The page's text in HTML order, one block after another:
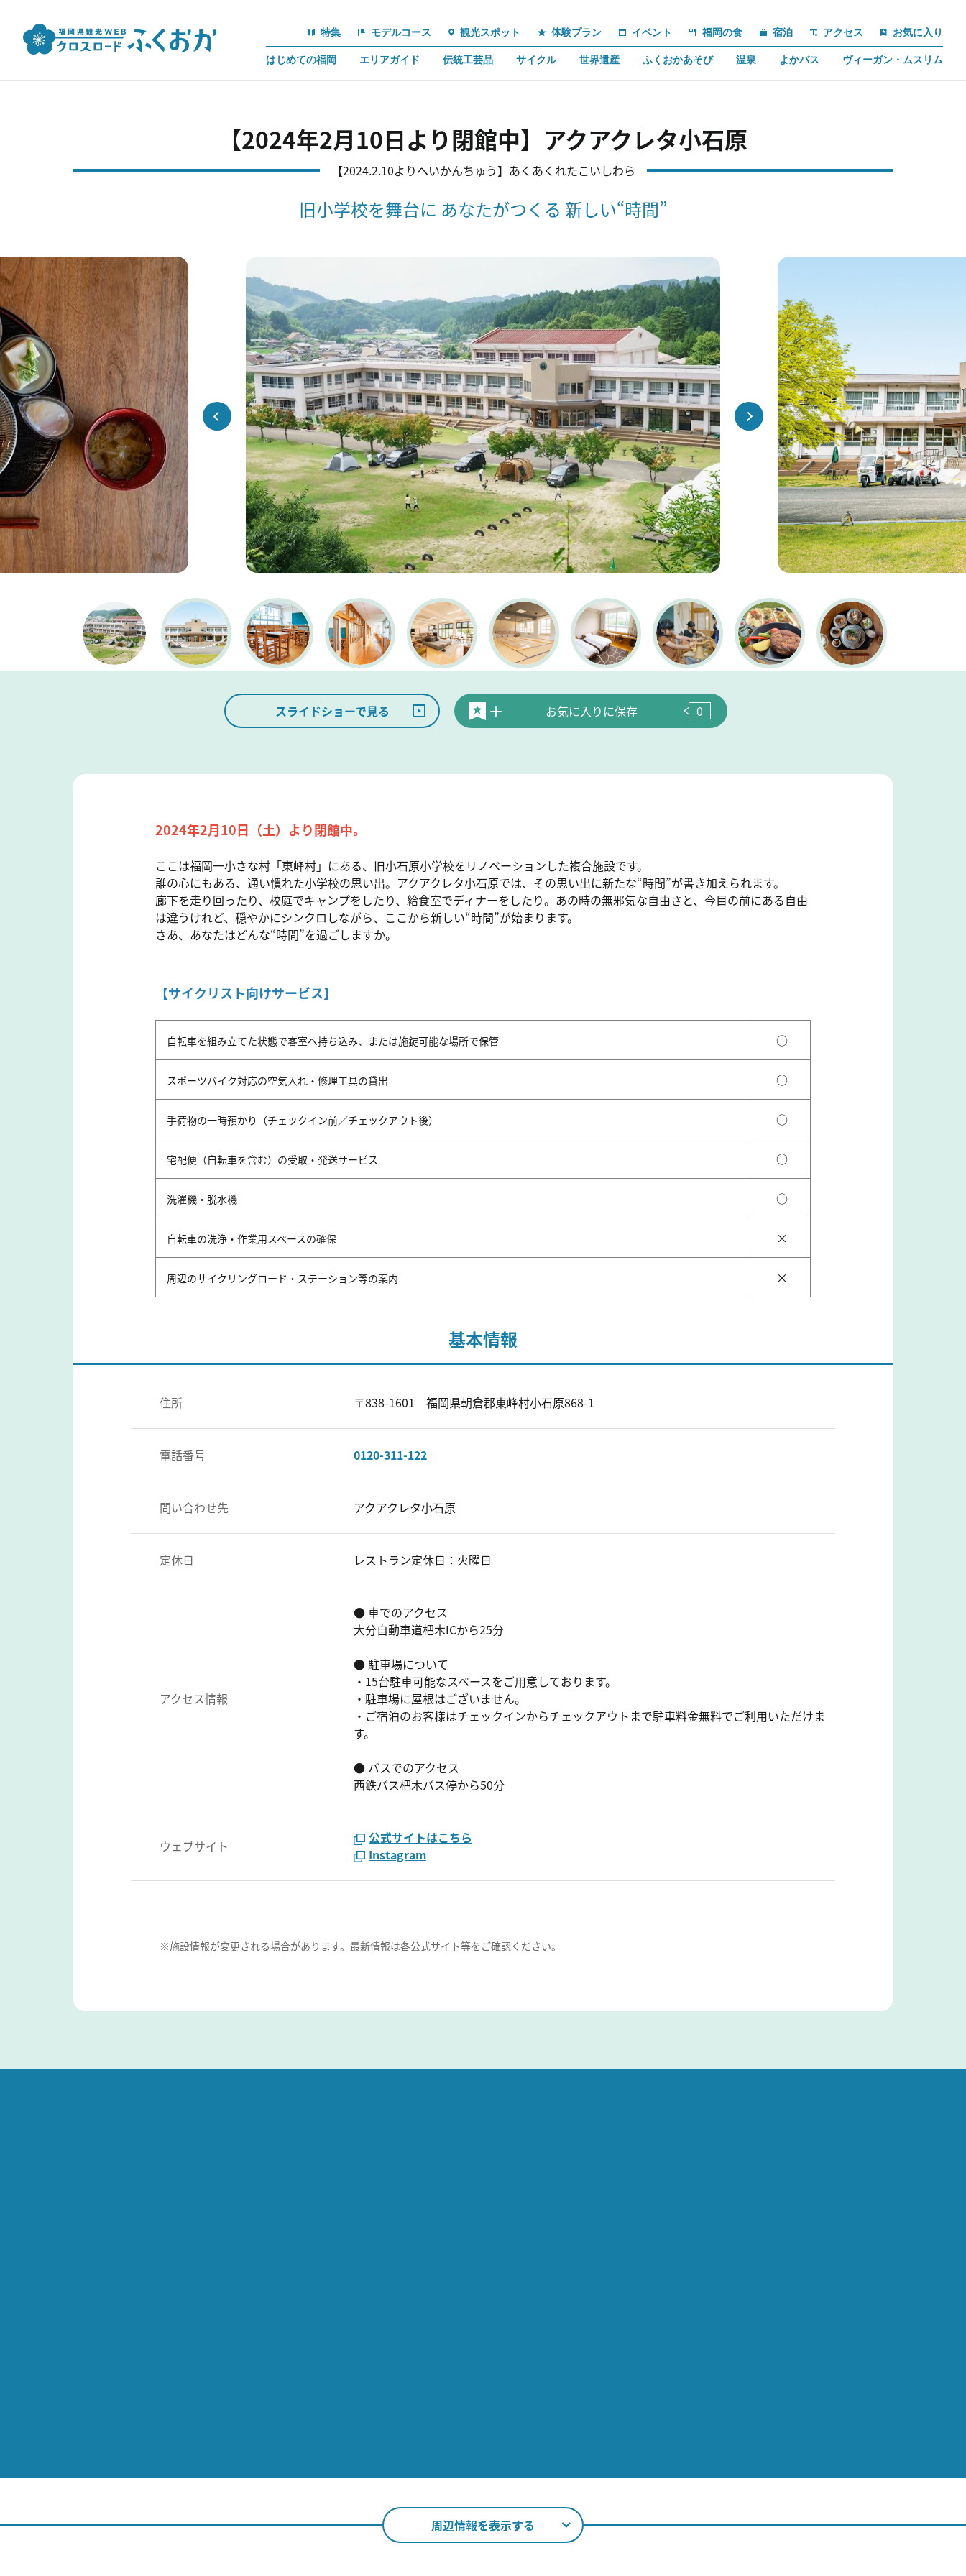
特集 モデルコース 観光スポット 体験プラン イベント 福岡の食 宿泊 アクセス お気に入り
はじめての福岡 エリアガイド 伝統工芸品 サイクル 世界遺産 ふくおかあそび 温泉 よかバス ヴィーガン・ムスリム
【2024年2月10日より閉館中】アクアクレタ小石原
【2024.2.10よりへいかんちゅう】あくあくれたこいしわら
旧小学校を舞台に あなたがつくる 新しい“時間”
スライドショーで見る お気に入りに保存 0
2024年2月10日（土）より閉館中。
ここは福岡一小さな村「東峰村」にある、旧小石原小学校をリノベーションした複合施設です。
誰の心にもある、通い慣れた小学校の思い出。アクアクレタ小石原では、その思い出に新たな“時間”が書き加えられます。
廊下を走り回ったり、校庭でキャンプをしたり、給食室でディナーをしたり。あの時の無邪気な自由さと、今目の前にある自由
は違うけれど、穏やかにシンクロしながら、ここから新しい“時間”が始まります。
さあ、あなたはどんな“時間”を過ごしますか。
【サイクリスト向けサービス】
自転車を組み立てた状態で客室へ持ち込み、または施錠可能な場所で保管 ○
スポーツバイク対応の空気入れ・修理工具の貸出 ○
手荷物の一時預かり（チェックイン前／チェックアウト後） ○
宅配便（自転車を含む）の受取・発送サービス ○
洗濯機・脱水機 ○
自転車の洗浄・作業用スペースの確保 ×
周辺のサイクリングロード・ステーション等の案内 ×
基本情報
住所 〒838-1601 福岡県朝倉郡東峰村小石原868-1
電話番号 0120-311-122
問い合わせ先 アクアクレタ小石原
定休日 レストラン定休日：火曜日
アクセス情報
● 車でのアクセス
大分自動車道杷木ICから25分
● 駐車場について
・15台駐車可能なスペースをご用意しております。
・駐車場に屋根はございません。
・ご宿泊のお客様はチェックインからチェックアウトまで駐車料金無料でご利用いただけま
す。
● バスでのアクセス
西鉄バス杷木バス停から50分
ウェブサイト
公式サイトはこちら
Instagram
※施設情報が変更される場合があります。最新情報は各公式サイト等をご確認ください。
周辺情報を表示する